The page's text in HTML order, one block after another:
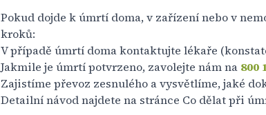
Pokud dojde k úmrtí doma, v zařízení nebo v
kroků:
V případě úmrtí doma kontaktujte lékaře
Jakmile je úmrtí potvrzeno, zavolejte nám na 800
Zajistíme převoz zesnulého a vysvětlíme, jaké
Detailní návod najdete na stránce Co dělat při